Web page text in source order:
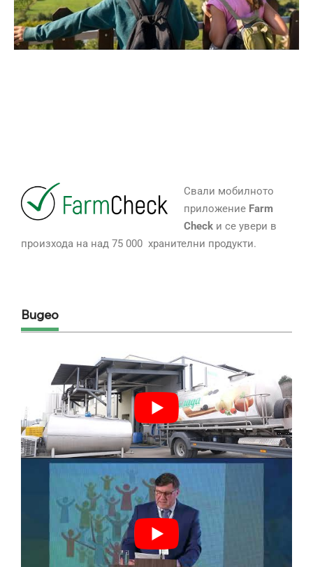
Свали мобилното
приложение Farm
Checkи се увери в
произхода на над 75 000 хранителни продукти.
Видео